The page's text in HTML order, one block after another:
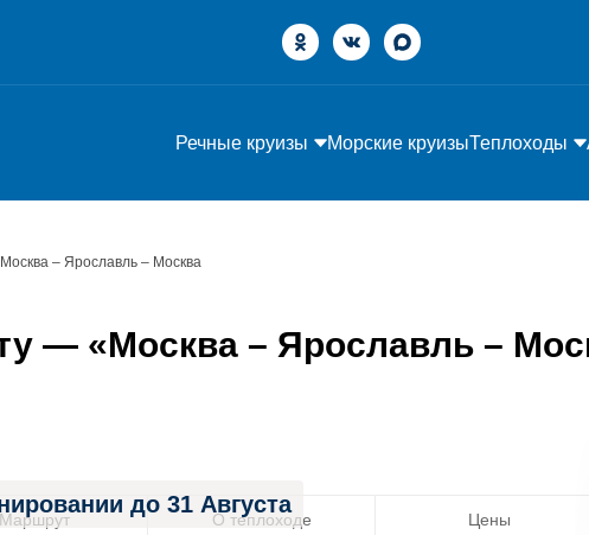
Речные круизы Морские круизыТеплоходы
Москва – Ярославль – Москва
— «Москва – Ярославль –
до 31 Августа
Маршрут О теплоходе Цены